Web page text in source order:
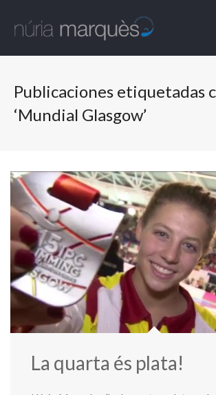
Publicaciones etiquetadas
‘Mundial Glasgow’
La quarta és plata!